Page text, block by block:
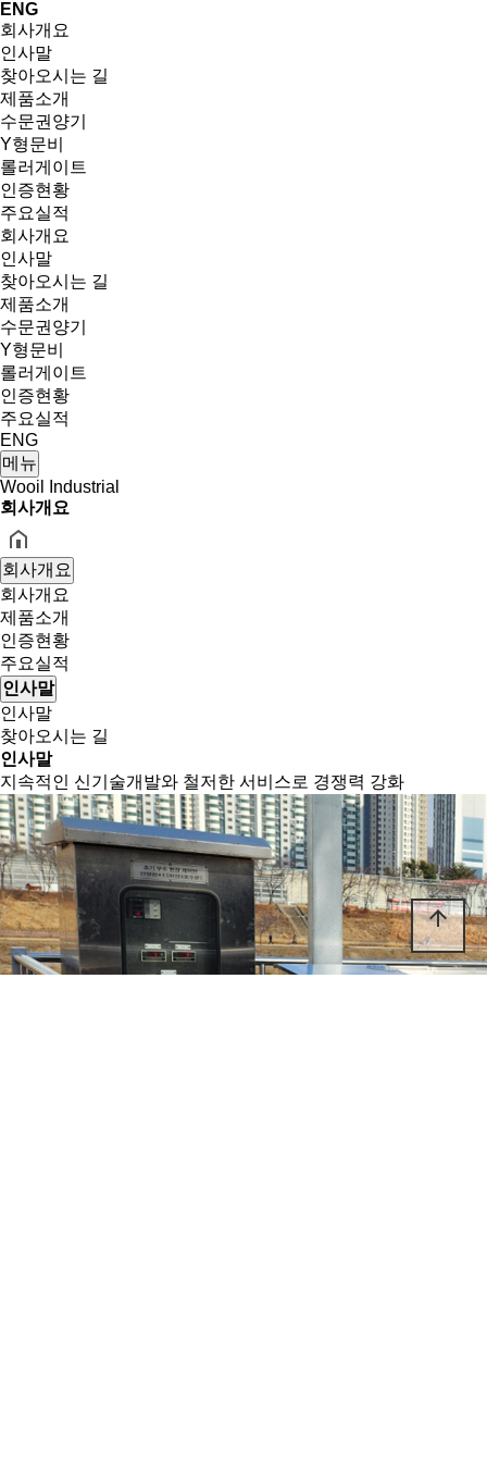
ENG
회사개요
인사말
찾아오시는 길
제품소개
수문권양기
Y형문비
롤러게이트
인증현황
주요실적
회사개요
인사말
찾아오시는 길
제품소개
수문권양기
Y형문비
롤러게이트
인증현황
주요실적
ENG
메뉴
Wooil Industrial
회사개요
회사개요
회사개요
제품소개
인증현황
주요실적
인사말
인사말
찾아오시는 길
인사말
지속적인 신기술개발와 철저한 서비스로 경쟁력 강화
arrow_upward